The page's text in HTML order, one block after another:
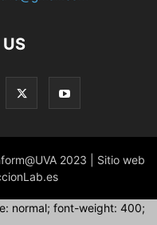
2023 | Sitio web
normal; font-weight: 400;